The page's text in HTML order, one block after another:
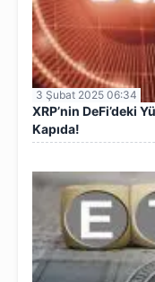
3 Şubat 2025 06:34
XRP’nin DeFi’deki
Kapıda!